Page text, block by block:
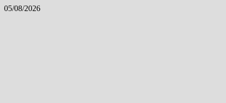
Skip
05/08/2026